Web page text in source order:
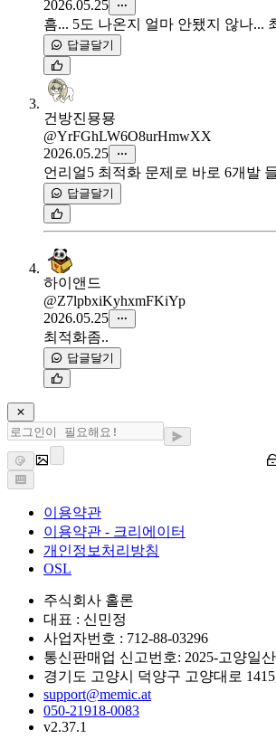
2026.05.25
흠... 5도 나온지 얼마 안됐지 않나...
답글달기
건방진묭묭
@YrFGhLW6O8urHmwXX
2026.05.25
언리얼5 최적화 문제로 바로 6개발
답글달기
하이앤드
@Z7lpbxiKyhxmFKiYp
2026.05.25
최적화좀..
답글달기
이용약관
이용약관 - 크리에이터
개인정보처리방침
OSL
주식회사 홀론
대표 : 신민정
사업자번호 : 712-88-03296
통신판매업 신고번호: 2025-고양일
경기도 고양시 덕양구 고양대로
support@memic.at
050-21918-0083
v2.37.1